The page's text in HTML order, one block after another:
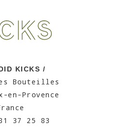
KICKS /
Bouteilles
en-Provence
37 25 83